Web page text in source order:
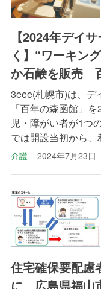
【2024年デイ
く】“ワーキン
か石鹸を販売
3eee(札幌市)は、デ
「百年の森函館」
児・障がい者が1つ
では開設当初から
介護 2024年7月23日
住宅確保要配慮
に 広島県福山